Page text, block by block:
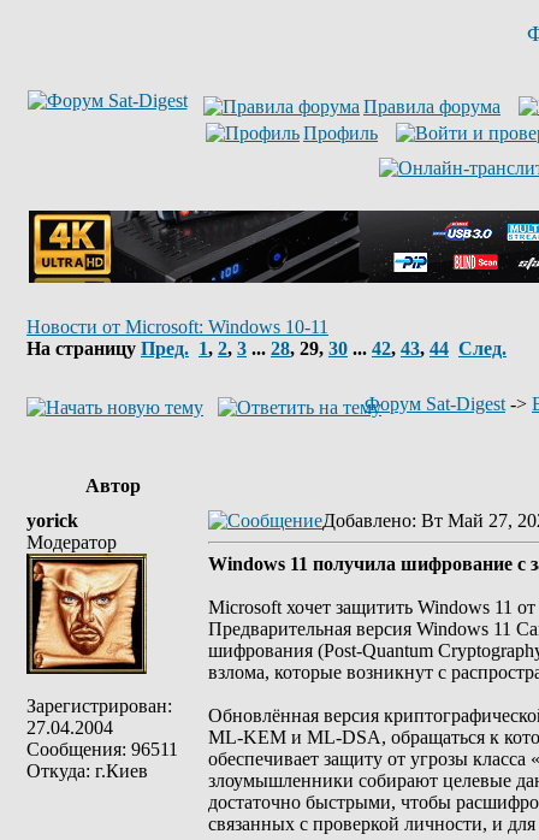
Правила форума
Профиль
Новости от Microsoft: Windows 10-11
На страницу Пред. 1, 2, 3 ... 28, 29, 30 ... 42, 43, 44 След.
Форум Sat-Digest ->
Автор
yorick
Модератор
Зарегистрирован:
27.04.2004
Сообщения: 96511
Откуда: г.Киев
Добавлено: Вт Май 27,
Windows 11 получила шифрование с
Microsoft хочет защитить Windows 11
Предварительная версия Windows 11
шифрования (Post-Quantum
взлома, которые возникнут с
Обновлённая версия
ML-KEM и ML-DSA, обращаться к
обеспечивает защиту от угрозы
злоумышленники собирают целевые
достаточно быстрыми, чтобы
связанных с проверкой личности, и